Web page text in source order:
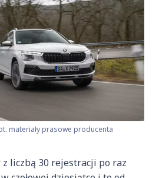
materiały prasowe producenta
z liczbą 30 rejestracji po raz